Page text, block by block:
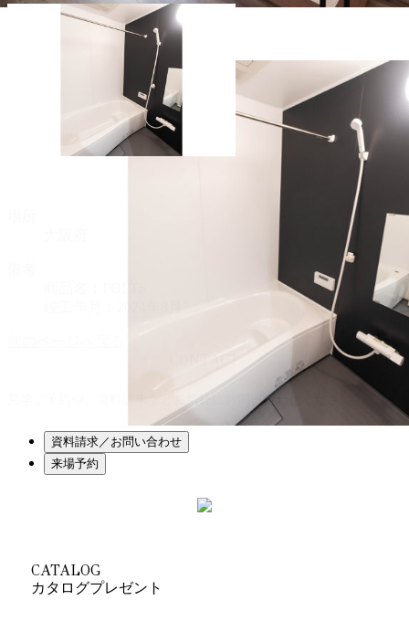
見学ご予約や、資料請求などお気軽にお問い合わせください
CATALOG
カタログプレゼント